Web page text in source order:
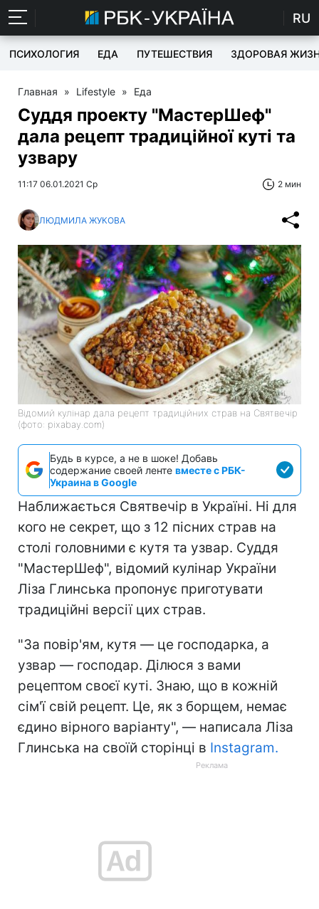
RU
ПСИХОЛОГИЯ ЕДА ПУТЕШЕСТВИЯ ЗДОРОВАЯ
Главная » Lifestyle » Еда
Суддя проекту "МастерШеф"
дала рецепт традиційної куті та
узвару
11:17 06.01.2021 Ср 2 мин
ЛЮДМИЛА ЖУКОВА
Відомий кулінар дала рецепт традиційних страв на Святвечір
(фото: pixabay.com)
Будь в курсе, а не в шоке! Добавь
содержание своей ленте вместе с РБК-
Украина в Google
Наближається Святвечір в Україні. Ні для
кого не секрет, що з 12 пісних страв на
столі головними є кутя та узвар. Суддя
"МастерШеф", відомий кулінар України
Ліза Глинська пропонує приготувати
традиційні версії цих страв.
"За повір'ям, кутя — це господарка, а
узвар — господар. Ділюся з вами
рецептом своєї куті. Знаю, що в кожній
сім'ї свій рецепт. Це, як з борщем, немає
єдино вірного варіанту", — написала Ліза
Глинська на своїй сторінці в Instagram.